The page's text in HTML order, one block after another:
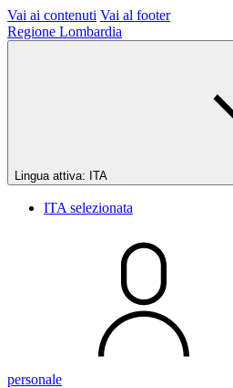
Vai ai contenuti Vai al footer
Regione Lombardia
Lingua attiva: ITA
ITA selezionata
personale